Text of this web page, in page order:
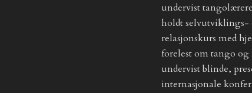
undervist
holdt selvutviklings-
relasjonskurs med
forelest om tango
undervist blinde,
internasjonale